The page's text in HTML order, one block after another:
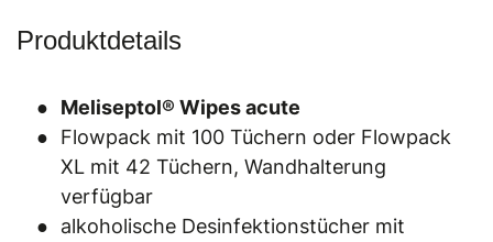
Produktdetails
Meliseptol® Wipes acute
Flowpack mit 100 Tüchern oder Flowpack
XL mit 42 Tüchern, Wandhalterung
verfügbar
alkoholische Desinfektionstücher mit